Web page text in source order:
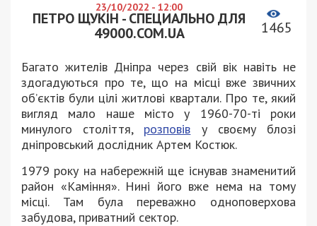
23/10/2022 - 12:00
ПЕТРО ЩУКІН - СПЕЦИАЛЬНО ДЛЯ
49000.COM.UA
1465
Багато жителів Дніпра через свій вік навіть не
здогадуються про те, що на місці вже звичних
об’єктів були цілі житлові квартали. Про те, який
вигляд мало наше місто у 1960-70-ті роки
минулого століття, розповів у своєму блозі
дніпровський дослідник Артем Костюк.
1979 року на набережній ще існував знаменитий
район «Каміння». Нині його вже нема на тому
місці. Там була переважно одноповерхова
забудова, приватний сектор.